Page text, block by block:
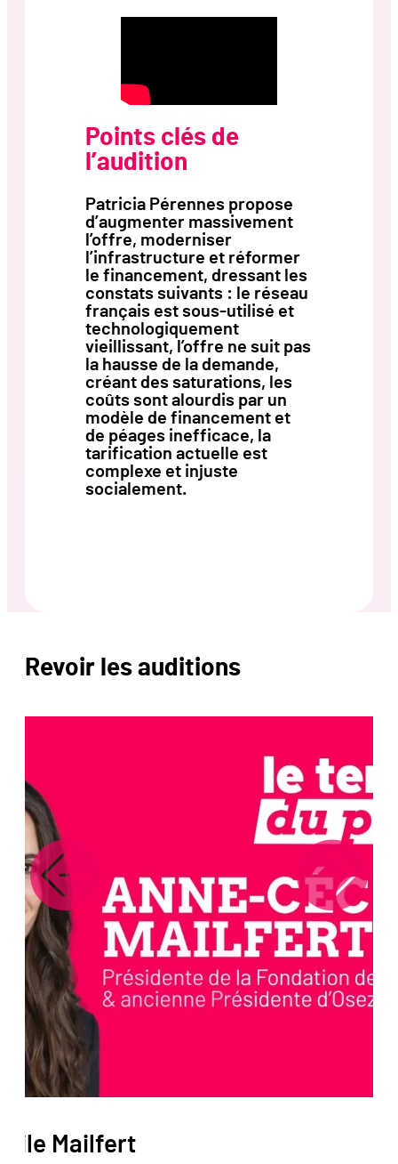
Points clés de
l’audition
Patricia Pérennes propose
d’augmenter massivement
l’offre, moderniser
l’infrastructure et réformer
le financement, dressant les
constats suivants : le réseau
français est sous-utilisé et
technologiquement
vieillissant, l’offre ne suit pas
la hausse de la demande,
créant des saturations, les
coûts sont alourdis par un
modèle de financement et
de péages inefficace, la
tarification actuelle est
complexe et injuste
socialement.
Revoir les auditions
Précédent Suivant
Mailfert